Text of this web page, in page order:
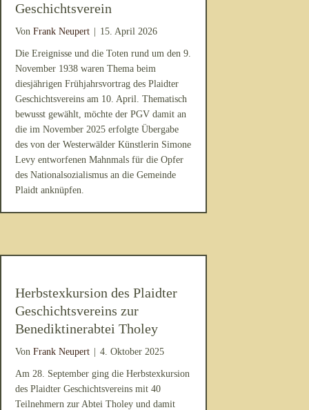
Geschichtsverein
Von Frank Neupert 15. April 2026
Die Ereignisse und die Toten rund um den 9.
November 1938 waren Thema beim
diesjährigen Frühjahrsvortrag des Plaidter
Geschichtsvereins am 10. April. Thematisch
bewusst gewählt, möchte der PGV damit an
die im November 2025 erfolgte Übergabe
des von der Westerwälder Künstlerin Simone
Levy entworfenen Mahnmals für die Opfer
des Nationalsozialismus an die Gemeinde
Plaidt anknüpfen.
Herbstexkursion des Plaidter
Geschichtsvereins zur
Benediktinerabtei Tholey
Von Frank Neupert 4. Oktober 2025
Am 28. September ging die Herbstexkursion
des Plaidter Geschichtsvereins mit 40
Teilnehmern zur Abtei Tholey und damit